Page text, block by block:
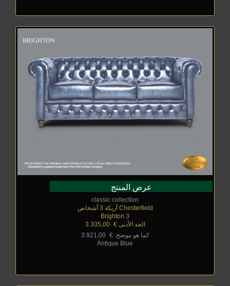
عرض المنتج
classic collection
Chesterfield أريكة 3 أشخاص
Brighton 3
الحد الأدنى € _
3.335,00
كما هو موضح: € _
3.921,00
Antique Blue